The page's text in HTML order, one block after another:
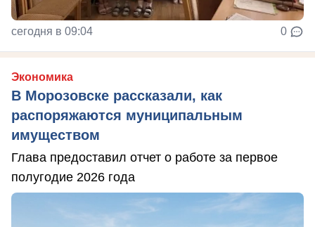
сегодня в 09:04 0
Экономика
В Морозовске рассказали, как
распоряжаются муниципальным
имуществом
Глава предоставил отчет о работе за первое
полугодие 2026 года